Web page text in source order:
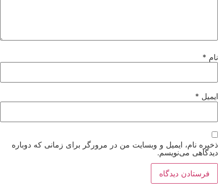
نام *
ایمیل *
ذخیره نام، ایمیل و وبسایت من در مرورگر برای زمانی که دوباره
دیدگاهی می‌نویسم.